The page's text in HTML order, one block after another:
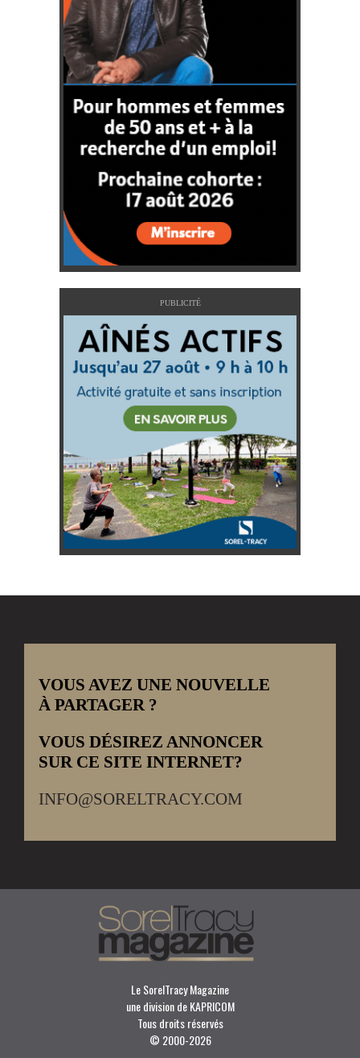
PUBLICITÉ
VOUS AVEZ UNE NOUVELLE
À PARTAGER ?
VOUS DÉSIREZ ANNONCER
SUR CE SITE INTERNET?
INFO@SORELTRACY.COM
Le SorelTracy Magazine
une division de KAPRICOM
Tous droits réservés
© 2000-2026